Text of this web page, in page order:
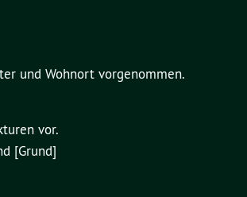
und Wohnort vorgenommen.
vor.
[Grund]